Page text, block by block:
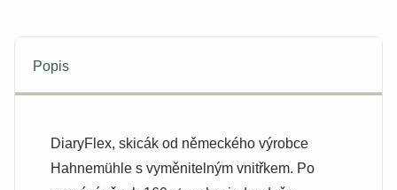
Popis
DiaryFlex, skicák od německého výrobce
Hahnemühle s vyměnitelným vnitřkem. Po